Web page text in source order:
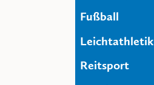
Fußball
Leichtathletik
Reitsport